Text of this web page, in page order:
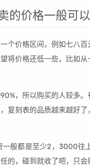
的价格一般可
个价格区间，例如七八
将价格还低一些，比如
，所以购买的人较多
复刻表的品质越来越好
般都是至少2，3000往
的，碰到就收了吧，只